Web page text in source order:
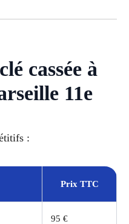
cassée à
11e
:
Prix TTC
95 €